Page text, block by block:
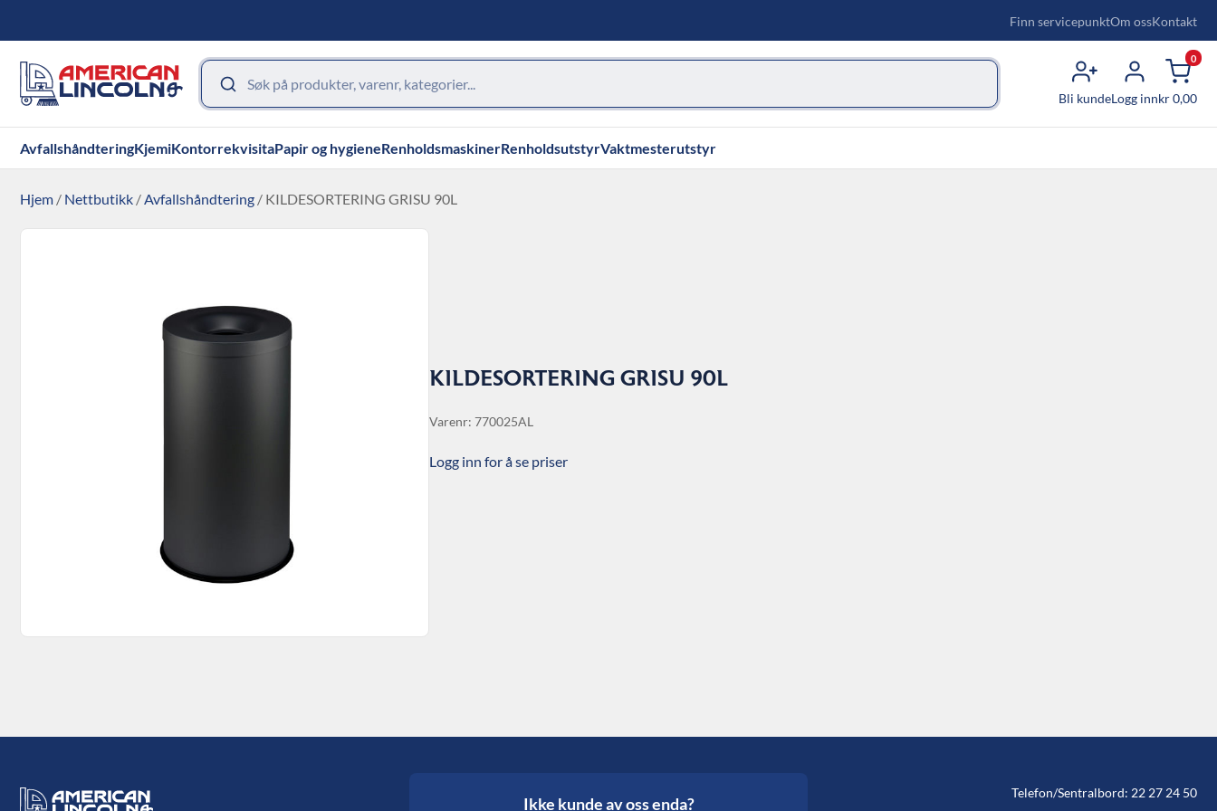
Finn servicepunktOm ossKontakt
Bli kundeLogg inn
0
kr0,00
AvfallshåndteringKjemiKontorrekvisitaPapir og hygieneRenholdsmaskinerRenholdsutstyrVaktmesterutstyr
Hjem / Nettbutikk /Avfallshåndtering / KILDESORTERING GRISU 90L
KILDESORTERING GRISU 90L
Varenr: 770025AL
Logg inn for å se priser
Ikke kunde av oss enda?
Telefon/Sentralbord: 22 27 24 50